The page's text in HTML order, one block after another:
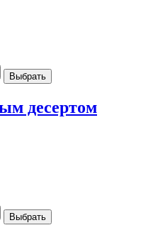
десертом